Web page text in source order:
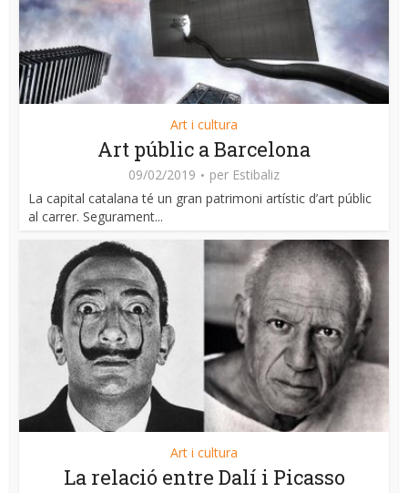
Art i cultura
Art públic a Barcelona
09/02/2019 per Estibaliz
La capital catalana té un gran patrimoni artístic d’art públic
al carrer. Segurament...
Art i cultura
La relació entre Dalí i Picasso